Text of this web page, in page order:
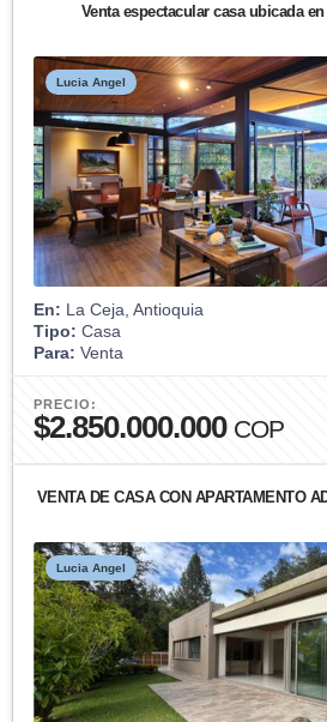
Venta espectacular casa ubicada
Lucia Angel
En: La Ceja, Antioquia
Tipo: Casa
Para: Venta
PRECIO:
$2.850.000.000 COP
VENTA DE CASA CON APARTAMENTO
Lucia Angel